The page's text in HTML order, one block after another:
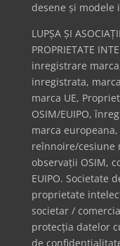
desene și
LUPȘA ȘI
PROPRIETATE
inregistrare
inregistrata,
marca UE,
OSIM/EUIPO,
marca
reînnoire/cesiune
observații OSIM,
EUIPO. Societate
proprietate
societar /
protecția datelor
de